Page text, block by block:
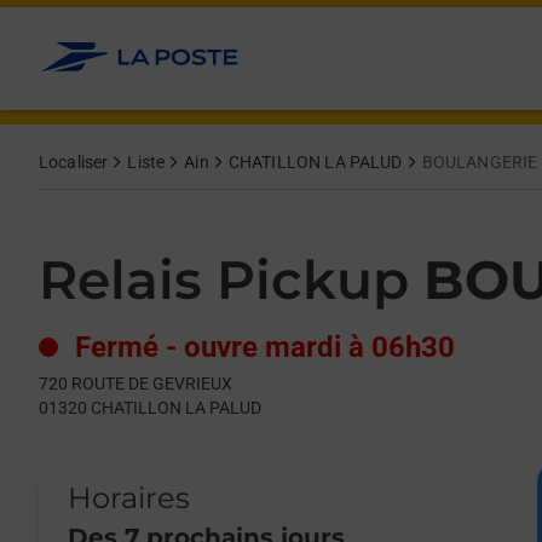
Allez au contenu
Localiser Liste Ain CHATILLON LA PALUD BOULANGERIE
Relais Pickup
Fermé - ouvre mardi à 06h30
720 ROUTE DE GEVRIEUX
01320 CHATILLON LA PALUD
Horaires
Day of the WeekHours
Get directions to Relais Pickup at 720 ROUTE DE GEVRIEUX
lien s'ouvre dans un nouvel onglet